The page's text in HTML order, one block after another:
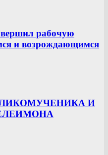
рабочую
и возрождающимся
И